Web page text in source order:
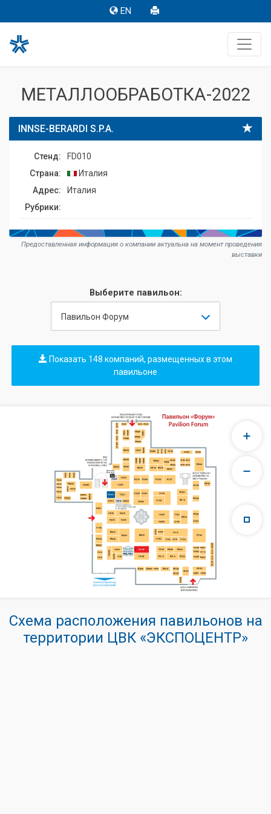
EN
МЕТАЛЛООБРАБОТКА-2022
INNSE-BERARDI S.P.A.
Стенд:
FD010
Страна:
Италия
Адрес:
Италия
Рубрики:
Предоставленная информация о компании актуальна на момент проведения
выставки
Выберите павильон:
Павильон Форум
Показать 148 компаний, размещенных в этом
павильоне
Схема расположения павильонов на
территории ЦВК «ЭКСПОЦЕНТР»